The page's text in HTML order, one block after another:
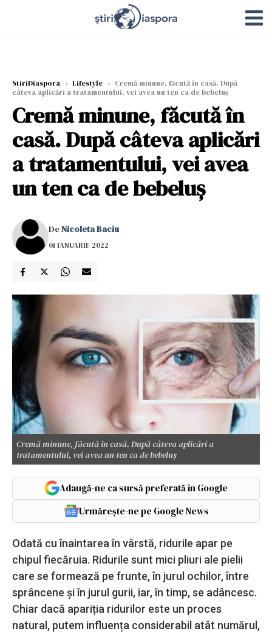
StiriDiaspora › Lifestyle › Cremă minune, făcută în casă. După
câteva aplicări a tratamentului, vei avea un ten ca de bebeluș
Cremă minune, făcută în
casă. După câteva aplicări
a tratamentului, vei avea
un ten ca de bebeluș
DeNicoleta Baciu
01 IANUARIE 2022
Cremă minune, făcută în casă. După câteva aplicări a
tratamentului, vei avea un ten ca de bebeluș
Adaugă-ne ca sursă preferată în Google
Urmărește-ne pe Google News
Odată cu înaintarea în vârstă, ridurile apar pe
chipul fiecăruia. Ridurile sunt mici pliuri ale pielii
care se formează pe frunte, în jurul ochilor, între
sprâncene și în jurul gurii, iar, în timp, se adâncesc.
Chiar dacă apariția ridurilor este un proces
natural, putem influența considerabil atât numărul,